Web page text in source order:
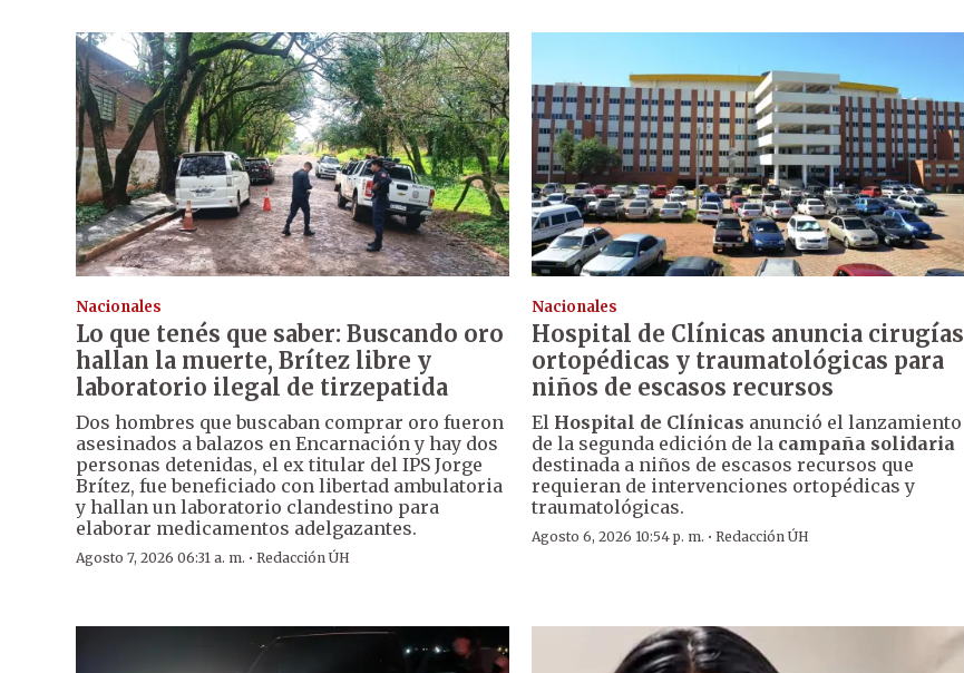
Nacionales
Lo que tenés que saber: Buscando oro
hallan la muerte, Brítez libre y
laboratorio ilegal de tirzepatida
Dos hombres que buscaban comprar oro fueron
asesinados a balazos en Encarnación y hay dos
personas detenidas, el ex titular del IPS Jorge
Brítez, fue beneficiado con libertad ambulatoria
y hallan un laboratorio clandestino para
elaborar medicamentos adelgazantes.
Agosto 7, 2026 06:31 a. m. · Redacción ÚH
Nacionales
Hospital de Clínicas anuncia cirugías
ortopédicas y traumatológicas para
niños de escasos recursos
El Hospital de Clínicas anunció el lanzamiento
de la segunda edición de la campaña solidaria
destinada a niños de escasos recursos que
requieran de intervenciones ortopédicas y
traumatológicas.
Agosto 6, 2026 10:54 p. m. ·Redacción ÚH